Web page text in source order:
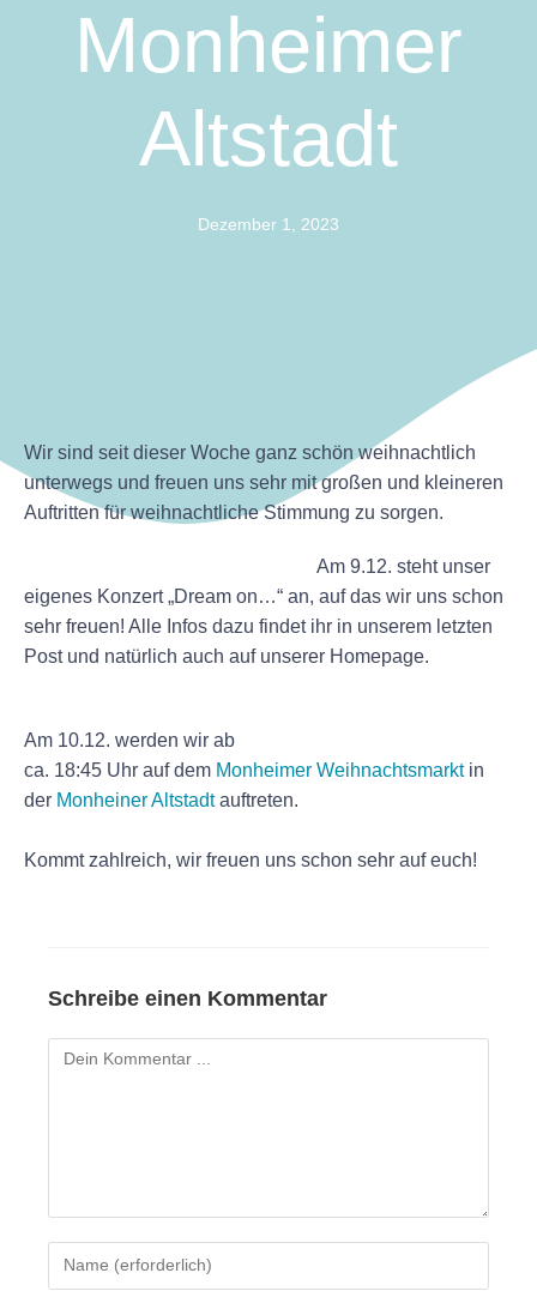
Monheimer
Altstadt
Dezember 1, 2023
Wir sind seit dieser Woche ganz schön weihnachtlich
unterwegs und freuen uns sehr mit großen und kleineren
Auftritten für weihnachtliche Stimmung zu sorgen.
Am 9.12. steht unser
eigenes Konzert „Dream on…“ an, auf das wir uns schon
sehr freuen! Alle Infos dazu findet ihr in unserem letzten
Post und natürlich auch auf unserer Homepage.
Am 10.12. werden wir ab
ca. 18:45 Uhr auf dem Monheimer Weihnachtsmarktin
der Monheiner Altstadtauftreten.
Kommt zahlreich, wir freuen uns schon sehr auf euch!
Schreibe einen Kommentar